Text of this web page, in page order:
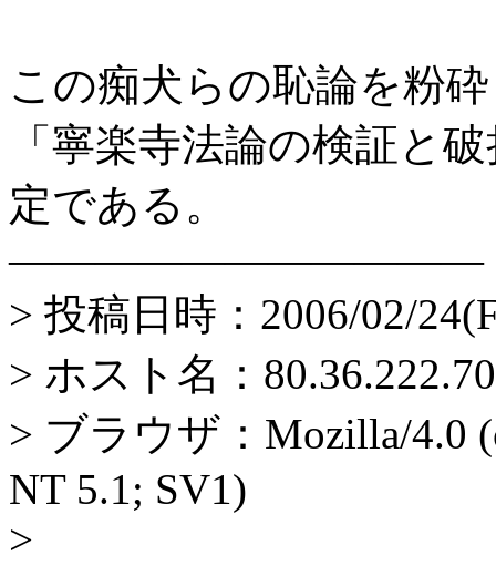
この痴犬らの恥論を粉
「寧楽寺法論の検証と
定である。
―――――――――――
> 投稿日時：2006/02/
> ホスト名：80.36.222.70
> ブラウザ：Mozilla/4.0
NT 5.1; SV1)
>